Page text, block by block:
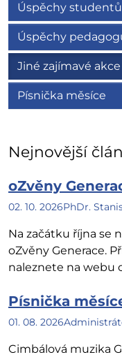
Úspěchy studentů
Úspěchy
Jiné zajímavé akce
Písnička měsíce
Nejnovější
oZvěny
02. 10. 2026PhDr.
Na začátku října se
oZvěny Generace.
naleznete na webu
Písnička
01. 08. 2026
Cimbálová muzika